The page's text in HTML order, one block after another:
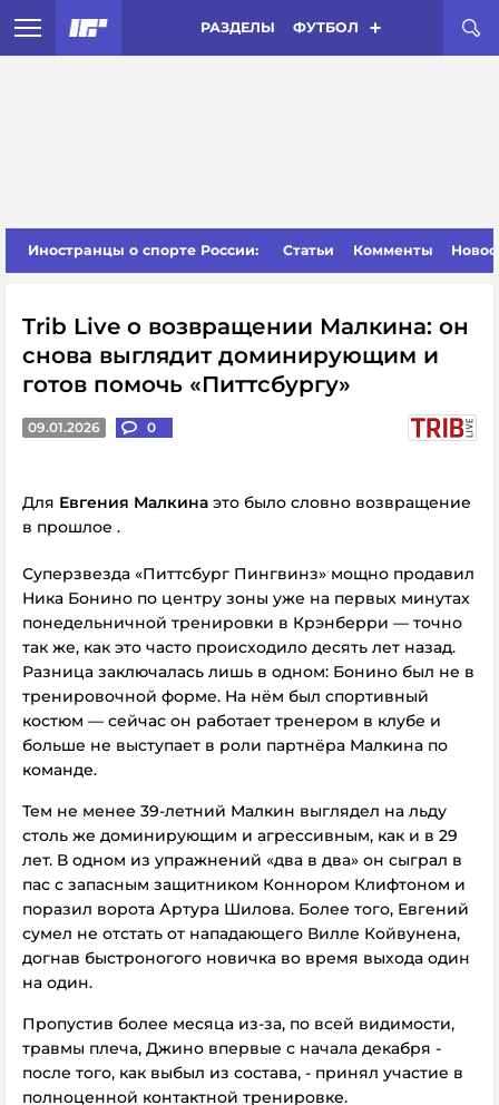
РАЗДЕЛЫ ФУТБОЛ
Иностранцы о спорте России: Статьи Комменты
Trib Live о возвращении Малкина: он
снова выглядит доминирующим и
готов помочь «Питтсбургу»
09.01.2026 0
Для Евгения Малкина это было словно возвращение
в прошлое .
Суперзвезда «Питтсбург Пингвинз» мощно продавил
Ника Бонино по центру зоны уже на первых минутах
понедельничной тренировки в Крэнберри — точно
так же, как это часто происходило десять лет назад.
Разница заключалась лишь в одном: Бонино был не в
тренировочной форме. На нём был спортивный
костюм — сейчас он работает тренером в клубе и
больше не выступает в роли партнёра Малкина по
команде.
Тем не менее 39-летний Малкин выглядел на льду
столь же доминирующим и агрессивным, как и в 29
лет. В одном из упражнений «два в два» он сыграл в
пас с запасным защитником Коннором Клифтоном и
поразил ворота Артура Шилова. Более того, Евгений
сумел не отстать от нападающего Вилле Койвунена,
догнав быстроногого новичка во время выхода один
на один.
Пропустив более месяца из-за, по всей видимости,
травмы плеча, Джино впервые с начала декабря -
после того, как выбыл из состава, - принял участие в
полноценной контактной тренировке.